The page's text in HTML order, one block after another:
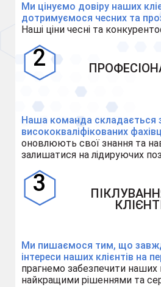
Ми цінуємо довіру наших
дотримуємося чесних та
Наші ціни чесні та
Наша команда складається
висококваліфікованих
оновлюють свої знання та
залишатися на лідируючих
Ми пишаємося тим, що
інтереси наших клієнтів на
прагнемо забезпечити наших
найкращими рішеннями та